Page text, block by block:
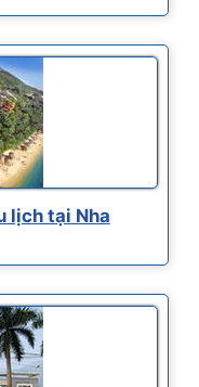
lịch tại Nha